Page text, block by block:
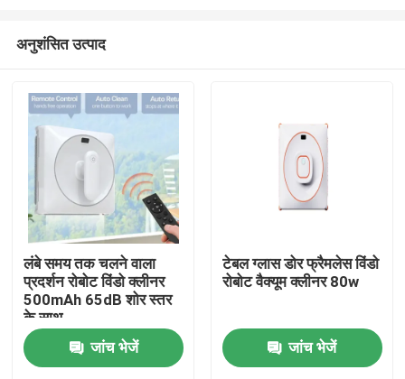
अनुशंसित उत्पाद
लंबे समय तक चलने वाला
प्रदर्शन रोबोट विंडो क्लीनर
500mAh 65dB शोर स्तर
के साथ
जांच भेजें
टेबल ग्लास डोर फ्रैमलेस विंडो
रोबोट वैक्यूम क्लीनर 80w
जांच भेजें